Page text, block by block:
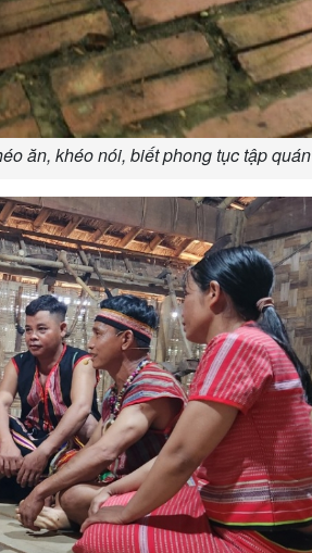
ăn, khéo nói, biết phong tục tập quán